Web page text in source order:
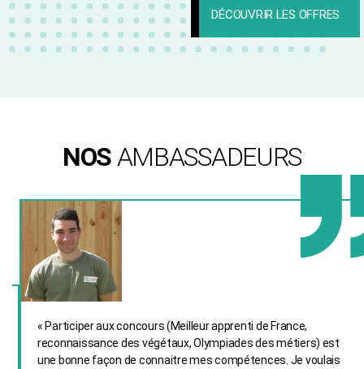
DÉCOUVRIR LES OFFRES
NOS AMBASSADEURS
« Participer aux concours (Meilleur apprenti de France,
reconnaissance des végétaux, Olympiades des métiers) est
une bonne façon de connaitre mes compétences. Je voulais